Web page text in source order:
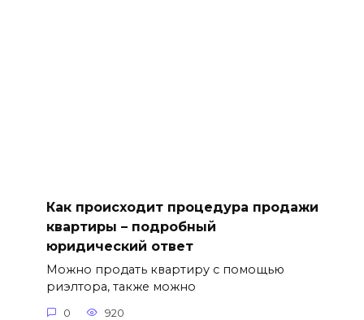
Как происходит процедура продажи
квартиры – подробный
юридический ответ
Можно продать квартиру с помощью
риэлтора, также можно
0 920